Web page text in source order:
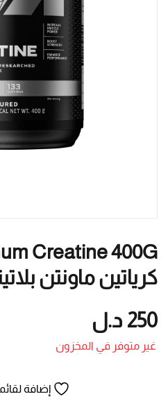
كرياتين ماونتن بلاتينيوم
250 د.ل
غير متوفر في المخزون
إضافة